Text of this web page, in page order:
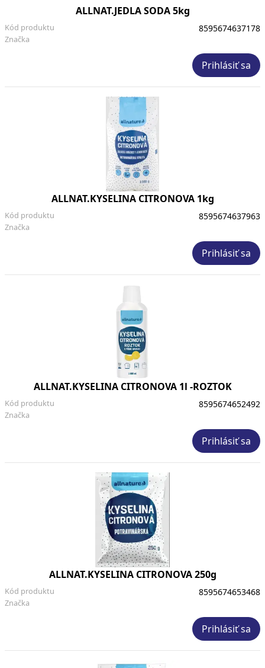
ALLNAT.JEDLA SODA 5kg
Značka
Kód produktu 8595674637178
Prihlásiť sa
ALLNAT.KYSELINA CITRONOVA 1kg
Značka
Kód produktu 8595674637963
Prihlásiť sa
ALLNAT.KYSELINA CITRONOVA 1l -ROZTOK
Značka
Kód produktu 8595674652492
Prihlásiť sa
ALLNAT.KYSELINA CITRONOVA 250g
Značka
Kód produktu 8595674653468
Prihlásiť sa